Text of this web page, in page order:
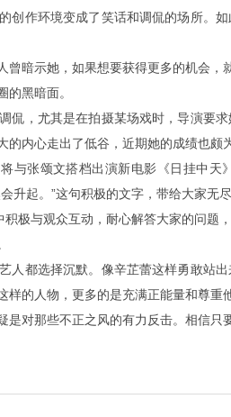
创作环境变成了笑话和调侃的场所。
暗示她，如果想要获得更多的机会，
黑暗面。
侃，尤其是在拍摄某场戏时，导演要
内心走出了低谷，近期她的成绩也颇
与张颂文搭档出演新电影《日挂中
升起。”这句积极的文字，带给大家无
极与观众互动，耐心解答大家的问题
人都选择沉默。像辛芷蕾这样勇敢站
的人物，更多的是充满正能量和尊重
对那些不正之风的有力反击。相信只